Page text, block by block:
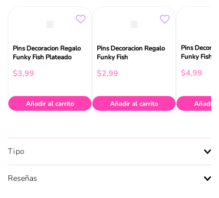
Pins Decoracion Regalo
Funky Fish Plateado
$3,99
Añadir al carrito
Pins Decoracion Regalo
Funky Fish
$2,99
Añadir al carrito
Pins
Funky Fish
$4,99
Añadir
Tipo
Reseñas